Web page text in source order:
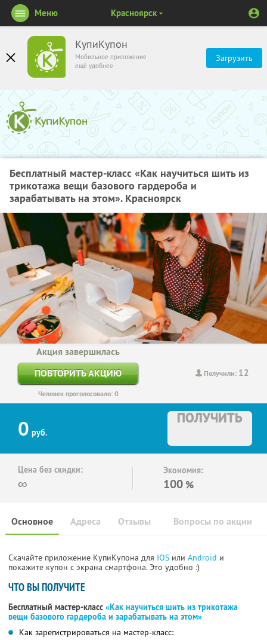
КупиКупон
Мобильное приложение
ещё удобнее
Загрузить
Меню Красноярск
Бесплатный мастер-класс «Как научиться шить из
трикотажа вещи базового гардероба и
зарабатывать на этом». Красноярск
Получили: 12
Акция завершилась
ПОВТОРИТЬ АКЦИЮ
Человек проголосовало: 0
0 руб.
ПОЛУЧИТЬ
Цена без скидки:
∞
Экономия:
100 %
Основное Отзывы Вопросы по акции
Адреса
Скачайте приложение КупиКупона для IOS или Android и
покажите купон с экрана смартфона. Это удобно :)
ЧТО ВЫ ПОЛУЧИТЕ
Бесплатный мастер-класс «Как научиться шить из трикотажа
вещи базового гардероба и зарабатывать на этом»
Как зарегистрироваться на мастер-класс: